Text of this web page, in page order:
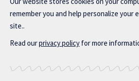
remember you and help personalize your
site..
Read ourprivacy policy for more